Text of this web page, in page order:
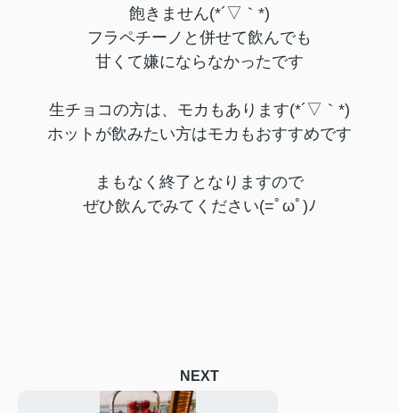
飽きません(*´▽｀*)
フラペチーノと併せて飲んでも
甘くて嫌にならなかったです
生チョコの方は、モカもあります(*´▽｀*)
ホットが飲みたい方はモカもおすすめです
まもなく終了となりますので
ぜひ飲んでみてください(=ﾟωﾟ)ﾉ
NEXT